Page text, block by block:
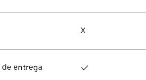
X
entrega ✓